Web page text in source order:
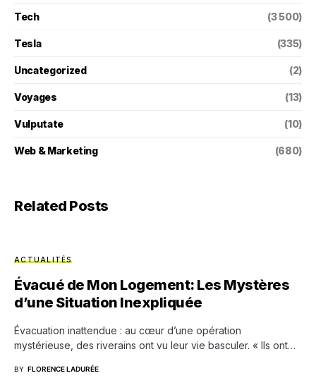
Tech (3 500)
Tesla (335)
Uncategorized (2)
Voyages (13)
Vulputate (10)
Web & Marketing (680)
Related Posts
ACTUALITÉS
Évacué de Mon Logement: Les Mystères
d’une Situation Inexpliquée
Évacuation inattendue : au cœur d’une opération
mystérieuse, des riverains ont vu leur vie basculer. « Ils ont…
BY FLORENCE LADURÉE